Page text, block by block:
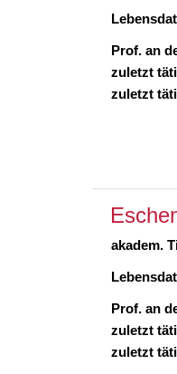
Prof. an
zuletzt
zuletzt
akadem.
Prof. an
zuletzt
zuletzt